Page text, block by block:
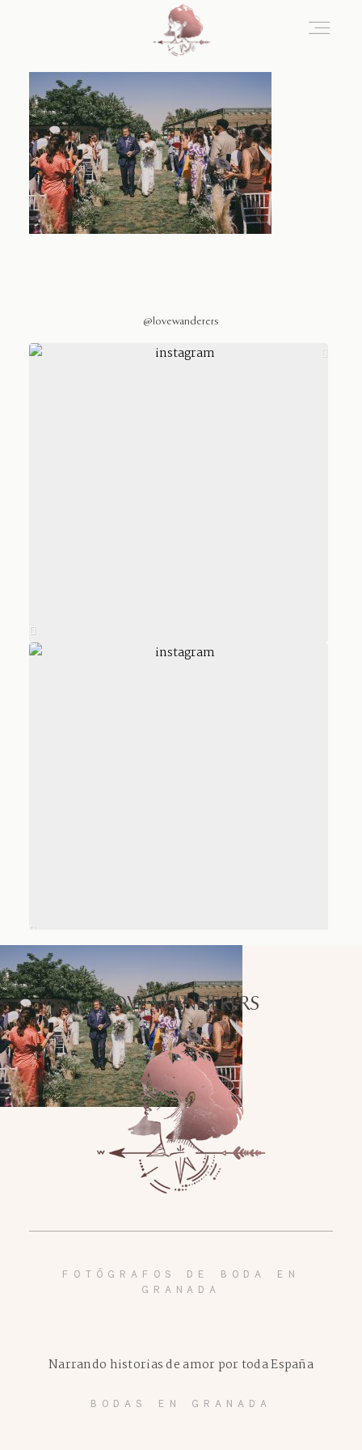
@lovewanderers
LOVE WANDERERS
FOTÓGRAFOS DE BODA EN
GRANADA
BODAS EN GRANADA
Narrando historias de amor por toda España
Blog
Sobre Nosotros